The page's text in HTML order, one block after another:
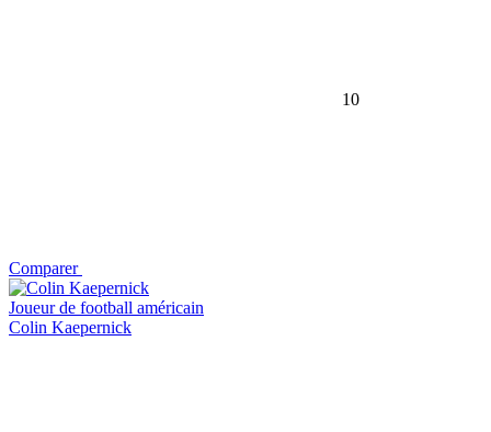
10
Comparer
Joueur de football américain
Colin Kaepernick